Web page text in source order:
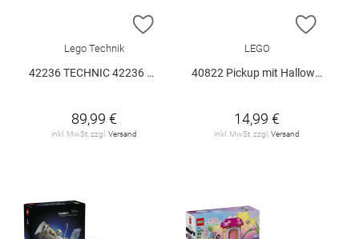
ZUR WUNSCHLISTE HINZUFÜGEN
Lego Technik
42236 TECHNIC 42236 V29
89,99 €
inkl. MwSt. zzgl. Versand
ZUR
LEGO
40822 Pickup mit Halloweenkürbis V29
14,99 €
inkl. MwSt. zzgl. Versand